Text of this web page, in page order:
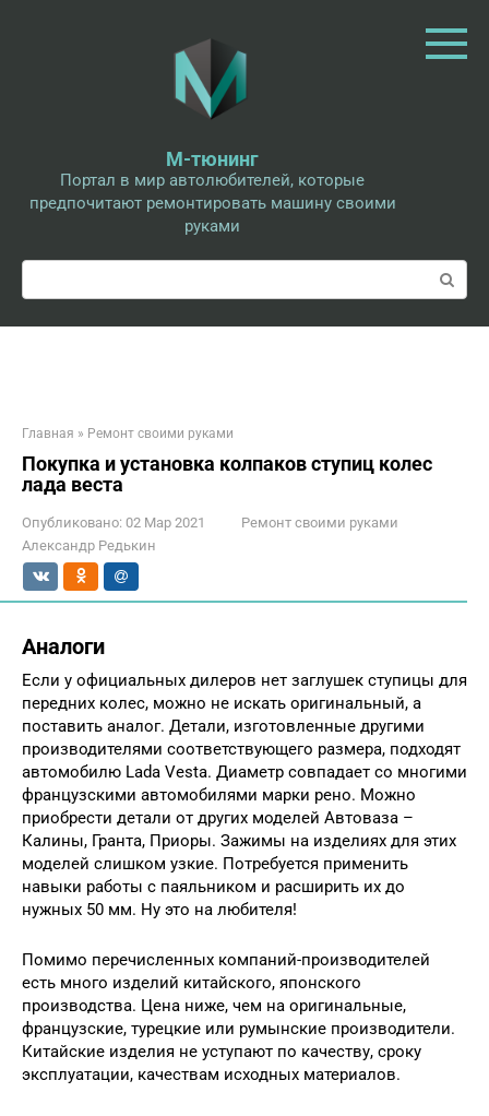
М-тюнинг
Портал в мир автолюбителей, которые
предпочитают ремонтировать машину своими
руками
Поиск:
Главная » Ремонт своими руками
Покупка и установка колпаков ступиц колес
лада веста
Опубликовано: 02 Мар 2021
Ремонт своими руками
Александр Редькин
Аналоги
Если у официальных дилеров нет заглушек ступицы для
передних колес, можно не искать оригинальный, а
поставить аналог. Детали, изготовленные другими
производителями соответствующего размера, подходят
автомобилю Lada Vesta. Диаметр совпадает со многими
французскими автомобилями марки рено. Можно
приобрести детали от других моделей Автоваза –
Калины, Гранта, Приоры. Зажимы на изделиях для этих
моделей слишком узкие. Потребуется применить
навыки работы с паяльником и расширить их до
нужных 50 мм. Ну это на любителя!
Помимо перечисленных компаний-производителей
есть много изделий китайского, японского
производства. Цена ниже, чем на оригинальные,
французские, турецкие или румынские производители.
Китайские изделия не уступают по качеству, сроку
эксплуатации, качествам исходных материалов.